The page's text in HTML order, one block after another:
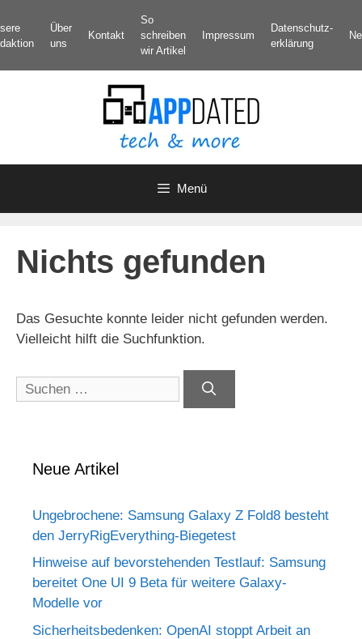
Inhalt
springen
Über
uns
Kontakt
So
schreiben
wir Artikel
Impressum
Datenschutz­
erklärung
Menü
Nichts gefunden
Das Gesuchte konnte leider nicht gefunden werden.
Vielleicht hilft die Suchfunktion.
Suchen
nach:
Neue Artikel
Ungebrochene: Samsung Galaxy Z Fold8 besteht
den JerryRigEverything-Biegetest
Hinweise auf bevorstehenden Testlauf: Samsung
bereitet One UI 9 Beta für weitere Galaxy-
Modelle vor
Sicherheitsbedenken: OpenAI stoppt Arbeit an